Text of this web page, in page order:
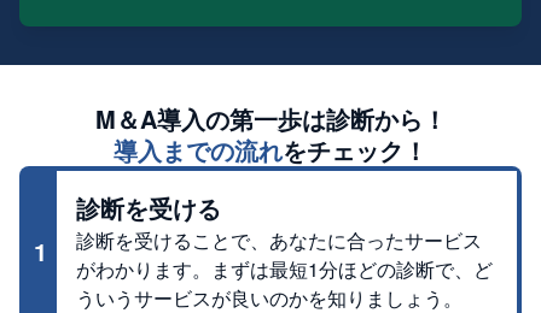
M＆A導入の第一歩は診断から！
導入までの流れをチェック！
1
診断を受ける
診断を受けることで、あなたに合ったサービス
がわかります。まずは最短1分ほどの診断で、ど
ういうサービスが良いのかを知りましょう。